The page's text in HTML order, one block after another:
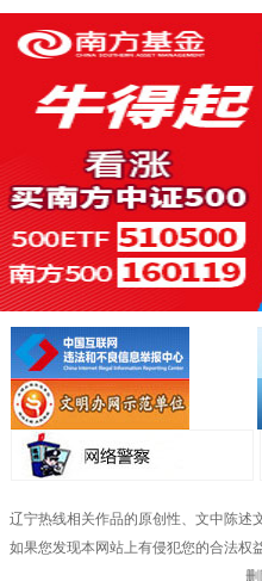
辽宁热线相关作品的原创性、文中陈述
如果您发现本网站上有侵犯您的合法权
删